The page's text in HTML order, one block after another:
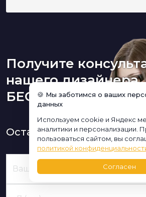
Получите
нашего дизайнера
БЕСПЛАТНО:
Оставьте заявку и мы
🍪 Мы заботимся о ваших
данных
Используем cookie и Яндекс
аналитики и персонализации.
пользоваться сайтом, вы
политикой
Согласен